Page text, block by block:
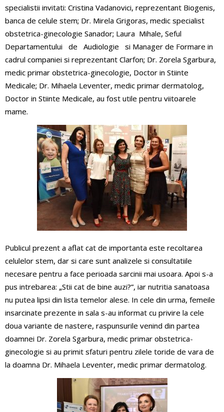
specialistii invitati: Cristina Vadanovici, reprezentant Biogenis,
banca de celule stem; Dr. Mirela Grigoras, medic specialist
obstetrica-ginecologie Sanador; Laura Mihale, Seful
Departamentului de Audiologie si Manager de Formare in
cadrul companiei si reprezentant Clarfon; Dr. Zorela Sgarbura,
medic primar obstetrica-ginecologie, Doctor in Stiinte
Medicale; Dr. Mihaela Leventer, medic primar dermatolog,
Doctor in Stiinte Medicale, au fost utile pentru viitoarele
mame.
Publicul prezent a aflat cat de importanta este recoltarea
celulelor stem, dar si care sunt analizele si consultatiile
necesare pentru a face perioada sarcinii mai usoara. Apoi s-a
pus intrebarea: „Stii cat de bine auzi?”, iar nutritia sanatoasa
nu putea lipsi din lista temelor alese. In cele din urma, femeile
insarcinate prezente in sala s-au informat cu privire la cele
doua variante de nastere, raspunsurile venind din partea
doamnei Dr. Zorela Sgarbura, medic primar obstetrica-
ginecologie si au primit sfaturi pentru zilele toride de vara de
la doamna Dr. Mihaela Leventer, medic primar dermatolog.